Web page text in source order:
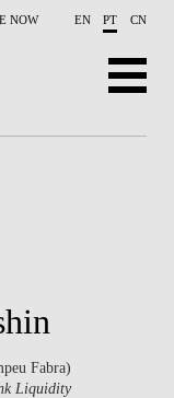
NOW EN PT CN
Fabra)
Liquidity